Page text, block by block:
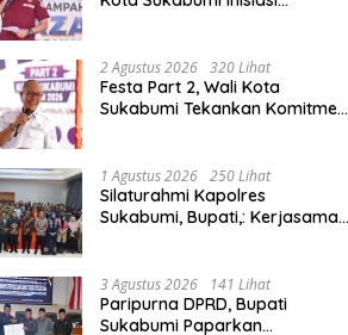
2 Agustus 2026 320 Lihat
Festa Part 2, Wali Kota
Sukabumi Tekankan Komitmen
1 Agustus 2026 250 Lihat
Silaturahmi Kapolres
Sukabumi, Bupati,: Kerjasama
3 Agustus 2026 141 Lihat
Paripurna DPRD, Bupati
Sukabumi Paparkan